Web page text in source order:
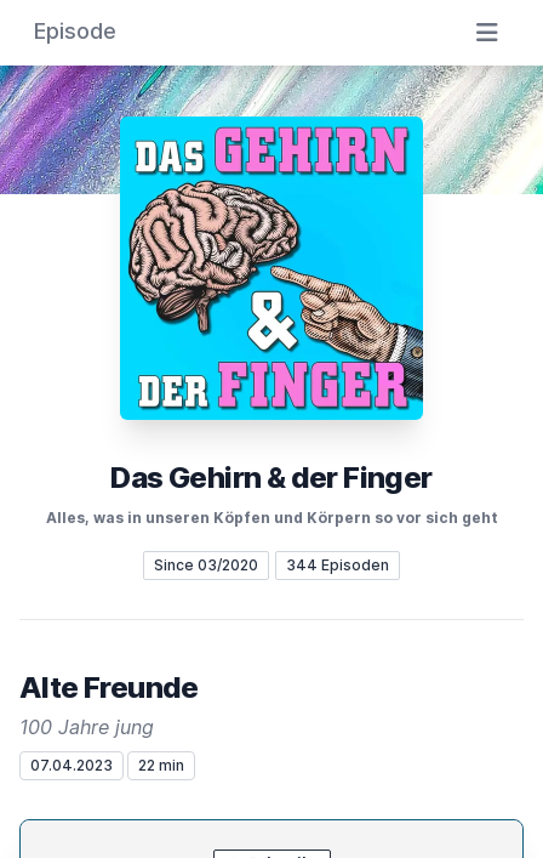
Episode
Das Gehirn & der Finger
Alles, was in unseren Köpfen und Körpern so vor sich geht
Since 03/2020 344 Episoden
Alte Freunde
100 Jahre jung
07.04.2023 22 min